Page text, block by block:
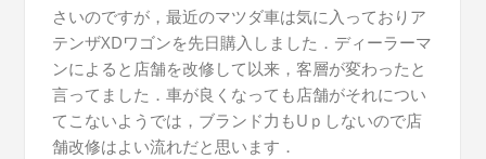
さいのですが，最近のマツダ車は気に入っておりア
テンザXDワゴンを先日購入しました．ディーラーマ
ンによると店舗を改修して以来，客層が変わったと
言ってました．車が良くなっても店舗がそれについ
てこないようでは，ブランド力もUｐしないので店
舗改修はよい流れだと思います．